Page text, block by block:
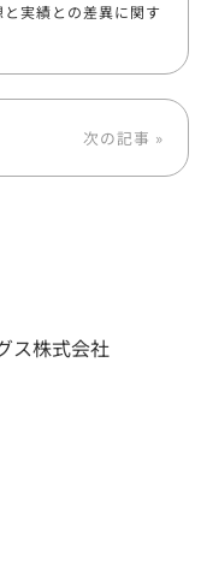
実績との差異に関す
次の記事 »
ス株式会社